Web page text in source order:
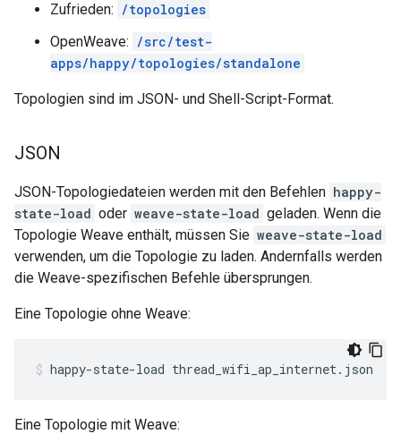
Zufrieden: /topologies
OpenWeave: /src/test-
apps/happy/topologies/standalone
Topologien sind im JSON- und Shell-Script-Format.
JSON
JSON-Topologiedateien werden mit den Befehlen happy-
state-load oder weave-state-load geladen. Wenn die
Topologie Weave enthält, müssen Sie weave-state-load
verwenden, um die Topologie zu laden. Andernfalls werden
die Weave-spezifischen Befehle übersprungen.
Eine Topologie ohne Weave:
happy-state-load thread_wifi_ap_internet.json
Eine Topologie mit Weave: